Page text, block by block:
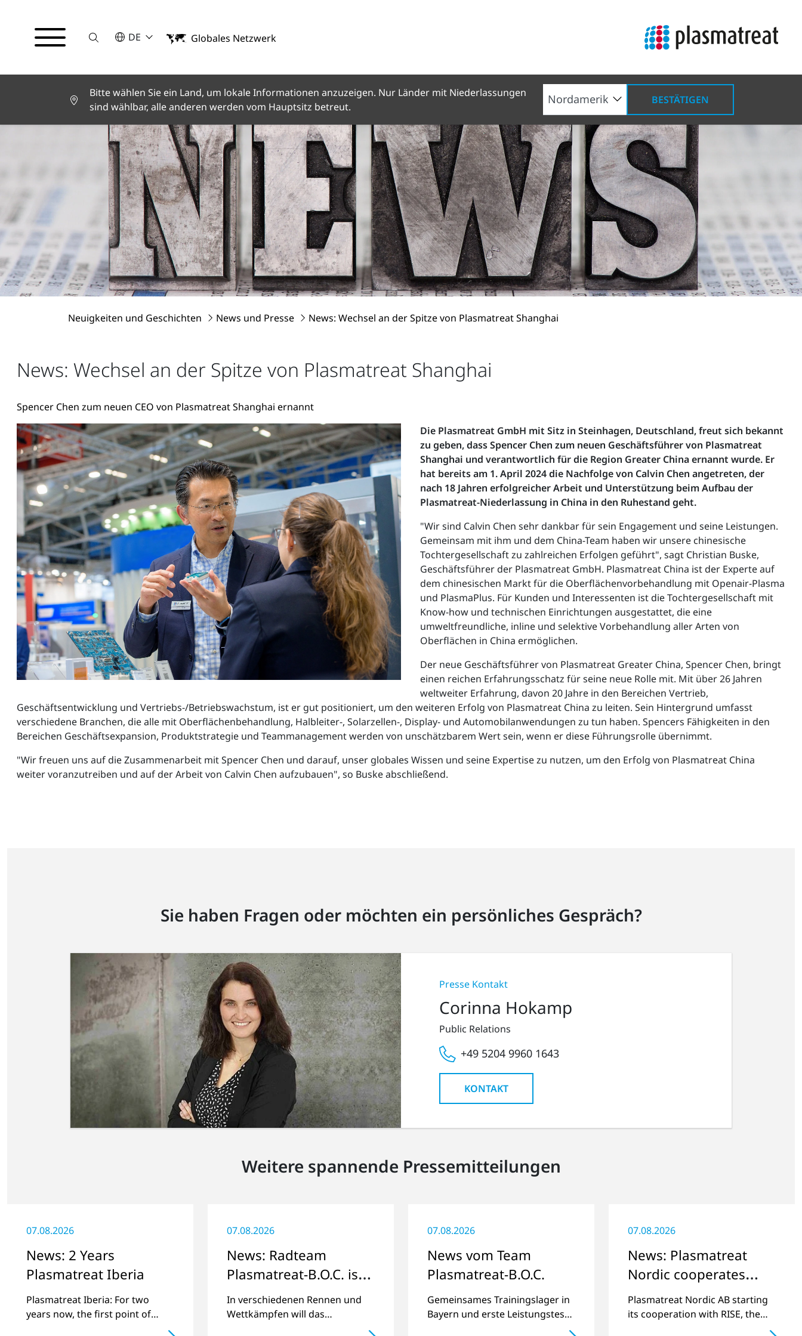
SucheBITTE WÄHLEN SIE EINE SPRACHE
DE
English
Español
Français
Italiano
Türkçe
日本語
한국어
中文
Globales Netzwerk
Bitte wählen Sie ein Land, um lokale Informationen anzuzeigen. Nur Länder mit Niederlassungen
sind wählbar, alle anderen werden vom Hauptsitz betreut.
BESTÄTIGEN
Neuigkeiten und Geschichten News und Presse News: Wechsel an der Spitze von Plasmatreat Shanghai
News: Wechsel an der Spitze von Plasmatreat Shanghai
Spencer Chen zum neuen CEO von Plasmatreat Shanghai ernannt
Die Plasmatreat GmbH mit Sitz in Steinhagen, Deutschland, freut sich bekannt
zu geben, dass Spencer Chen zum neuen Geschäftsführer von Plasmatreat
Shanghai und verantwortlich für die Region Greater China ernannt wurde. Er
hat bereits am 1. April 2024 die Nachfolge von Calvin Chen angetreten, der
nach 18 Jahren erfolgreicher Arbeit und Unterstützung beim Aufbau der
Plasmatreat-Niederlassung in China in den Ruhestand geht.
"Wir sind Calvin Chen sehr dankbar für sein Engagement und seine Leistungen.
Gemeinsam mit ihm und dem China-Team haben wir unsere chinesische
Tochtergesellschaft zu zahlreichen Erfolgen geführt", sagt Christian Buske,
Geschäftsführer der Plasmatreat GmbH. Plasmatreat China ist der Experte auf
dem chinesischen Markt für die Oberflächenvorbehandlung mit Openair-Plasma
und PlasmaPlus. Für Kunden und Interessenten ist die Tochtergesellschaft mit
Know-how und technischen Einrichtungen ausgestattet, die eine
umweltfreundliche, inline und selektive Vorbehandlung aller Arten von
Oberflächen in China ermöglichen.
Der neue Geschäftsführer von Plasmatreat Greater China, Spencer Chen, bringt
einen reichen Erfahrungsschatz für seine neue Rolle mit. Mit über 26 Jahren
weltweiter Erfahrung, davon 20 Jahre in den Bereichen Vertrieb,
Geschäftsentwicklung und Vertriebs-/Betriebswachstum, ist er gut positioniert, um den weiteren Erfolg von Plasmatreat China zu leiten. Sein Hintergrund umfasst
verschiedene Branchen, die alle mit Oberflächenbehandlung, Halbleiter-, Solarzellen-, Display- und Automobilanwendungen zu tun haben. Spencers Fähigkeiten in den
Bereichen Geschäftsexpansion, Produktstrategie und Teammanagement werden von unschätzbarem Wert sein, wenn er diese Führungsrolle übernimmt.
"Wir freuen uns auf die Zusammenarbeit mit Spencer Chen und darauf, unser globales Wissen und seine Expertise zu nutzen, um den Erfolg von Plasmatreat China
weiter voranzutreiben und auf der Arbeit von Calvin Chen aufzubauen", so Buske abschließend.
Sie haben Fragen oder möchten ein persönliches Gespräch?
Presse Kontakt
Corinna Hokamp
Public Relations
+49 5204 9960 1643
KONTAKT
Weitere spannende Pressemitteilungen
07.08.2026
News: 2 Years
Plasmatreat Iberia
Plasmatreat Iberia: For two
years now, the first point of
07.08.2026
News: Radteam
Plasmatreat-B.O.C. ist
bereit für die Saison
2023
In verschiedenen Rennen und
Wettkämpfen will das
07.08.2026
News vom Team
Plasmatreat-B.O.C.
Gemeinsames Trainingslager in
Bayern und erste Leistungstest
07.08.2026
News: Plasmatreat
Nordic cooperates
with RISE in
Scandinavia
Plasmatreat Nordic AB starting
its cooperation with RISE, the